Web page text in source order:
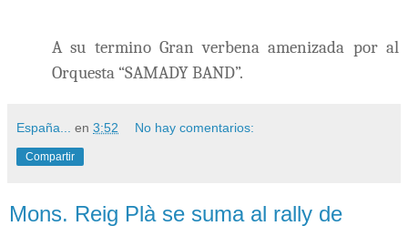
A su termino Gran verbena amenizada por al
Orquesta “SAMADY BAND”.
España... en 3:52 No hay comentarios:
Compartir
Mons. Reig Plà se suma al rally de